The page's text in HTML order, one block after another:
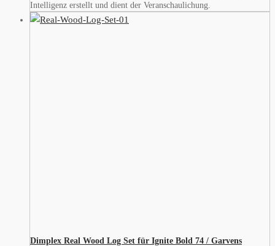
Intelligenz erstellt und dient der Veranschaulichung.
Dimplex Real Wood Log Set für Ignite Bold 74 / Garvens